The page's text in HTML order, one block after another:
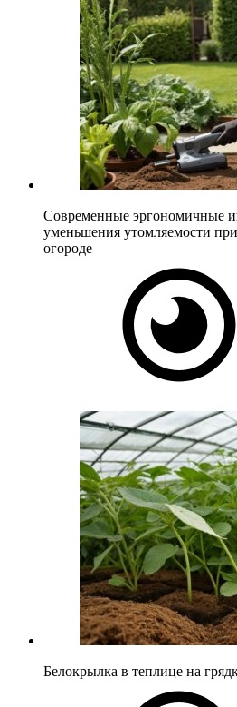
Современные эргономичные
уменьшения утомляемости
огороде
Белокрылка в теплице на